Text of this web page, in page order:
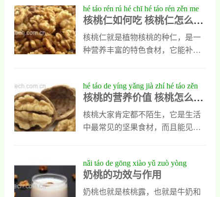
足、仁饱满；摇晃无明显响动说明
果仁充实；仁肉洁白脆嫩、清香微
甜为佳。若颜色发黑、有虫蛀、哈
喇味或苦涩味则品质差。新疆、云
维生素E，建议密封冷藏，每日2-3
颗。科学选购与储存，才能充分发
挥其健脑、抗氧化的营养价值。
hé táo rén rú hé chī hé táo rén zěn me
chī hǎo
核桃仁如何吃 核桃仁怎么吃
好
核桃仁就是植物核桃的种仁，是一
种营养丰富的特色食材，它能补
果最好呢？下面小编就具体为大家
说一说。核桃仁怎么吃 核桃仁怎么
吃好1、核桃仁与黑豆一起吃最好核
桃仁可以与黑豆一起吃，最好的食
入到豆浆机中，打成黑豆核桃豆
浆，再加入适量的白糖调味，然后
直接喝，每天一次，能补肾，也能
hé táo de yíng yǎng jià zhí hé táo zěn
me chī zuì hǎo
核桃的营养价值 核桃怎么吃
最好
核桃大家肯定都不陌生，它是生活
中最常见的坚果食材，而且能见健
知道它的营养价值很高，却不知道
它含有哪些营养成分，今天小编就
来具体介绍一下，同时也会让大家
nǎi táo de gōng xiào yǔ zuò yòng
奶桃的功效与作用
奶桃也就是核桃露，也就是牛奶和